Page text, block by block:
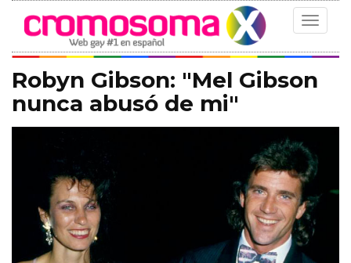
Toggle
Robyn Gibson: "Mel Gibson
nunca abusó de mi"